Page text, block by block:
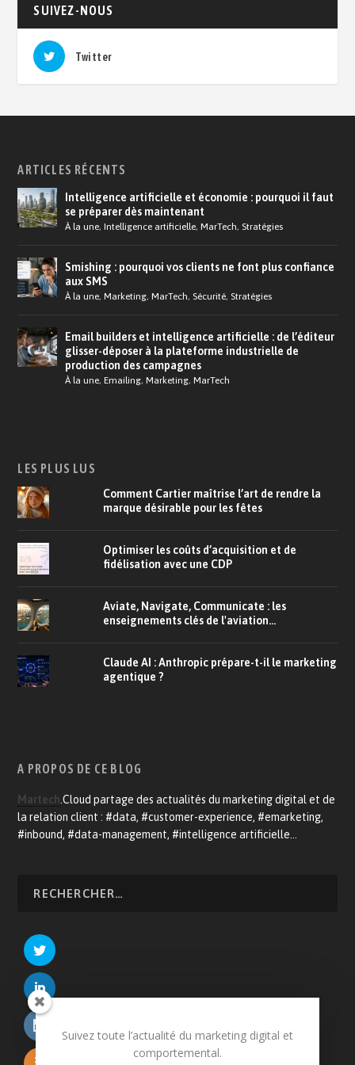
SUIVEZ-NOUS
Twitter
ARTICLES RÉCENTS
Intelligence artificielle et économie : pourquoi il faut
se préparer dès maintenant
À la une,Intelligence artificielle,MarTech, Stratégies
Smishing : pourquoi vos clients ne font plus confiance
aux SMS
À la une,Marketing,MarTech, Sécurité, Stratégies
Email builders et intelligence artificielle : de l’éditeur
glisser-déposer à la plateforme industrielle de
production des campagnes
À la une,Emailing,Marketing,MarTech
LES PLUS LUS
Comment Cartier maîtrise l’art de rendre la
marque désirable pour les fêtes
Optimiser les coûts d’acquisition et de
fidélisation avec une CDP
Aviate, Navigate, Communicate : les
enseignements clés de l'aviation...
Claude AI : Anthropic prépare-t-il le marketing
agentique ?
A PROPOS DE CE BLOG
Martech .Cloud partage des actualités du marketing digital et de
la relation client : #data, #customer-experience, #emarketing,
#inbound, #data-management, #intelligence artificielle…
Suivez toute l’actualité du marketing digital et
comportemental.